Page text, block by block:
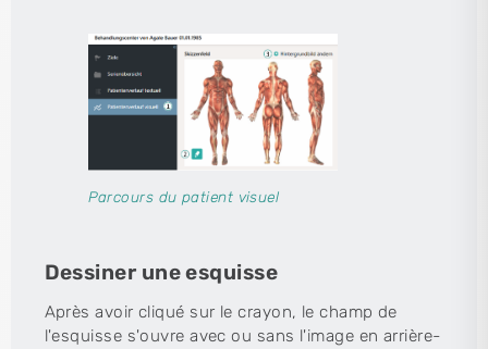
Parcours du patient visuel
Dessiner une esquisse
Après avoir cliqué sur le crayon, le champ de
l'esquisse s'ouvre avec ou sans l'image en arrière-